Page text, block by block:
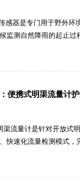
感器是专门用于野外环
监测自然降雨的起止
无需专人值守。区别
象分析、水文资料积累
便携式明渠流量计
渠流量计是针对开放式
快速化流量检测模式
流量检测工作。设备